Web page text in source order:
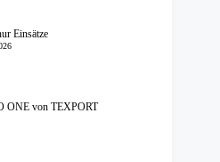
Einsätze
ONE von TEXPORT